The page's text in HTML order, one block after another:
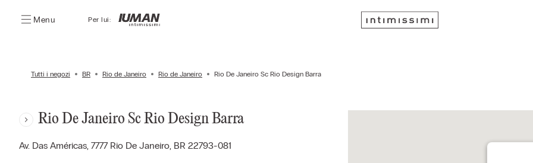
Menu Per lui:
Tutti i negozi BR Rio de Janeiro Rio de Janeiro Rio De Janeiro Sc Rio Design Barra
Rio De Janeiro Sc Rio Design Barra
Av. Das Américas, 7777 Rio De Janeiro, BR 22793-081